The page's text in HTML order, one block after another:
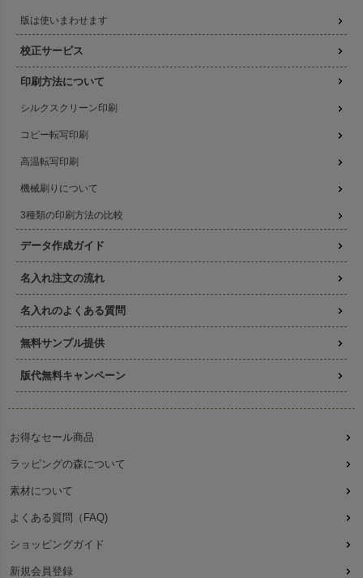
版は使いまわせます
校正サービス
印刷方法について
シルクスクリーン印刷
コピー転写印刷
高温転写印刷
機械刷りについて
3種類の印刷方法の比較
データ作成ガイド
名入れ注文の流れ
名入れのよくある質問
無料サンプル提供
版代無料キャンペーン
お得なセール商品
ラッピングの森について
素材について
よくある質問（FAQ)
ショッピングガイド
新規会員登録